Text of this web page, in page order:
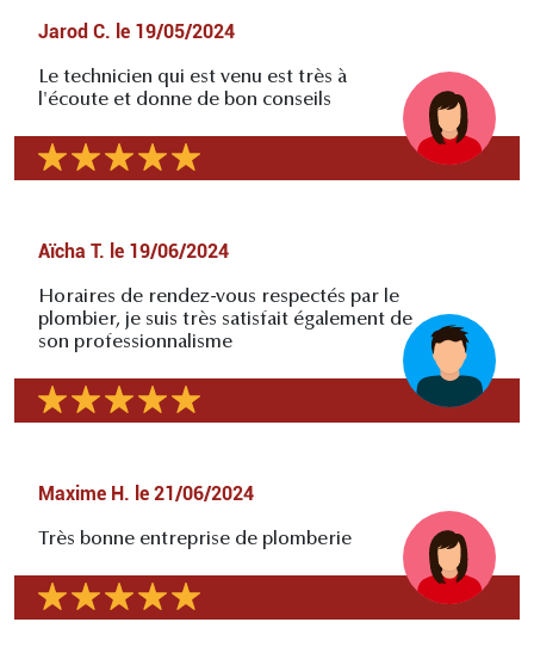
Jarod C. le 19/05/2024
Le technicien qui est venu est très à
l'écoute et donne de bon conseils
Aïcha T. le 19/06/2024
Horaires de rendez-vous respectés par le
plombier, je suis très satisfait également de
son professionnalisme
Maxime H. le 21/06/2024
Très bonne entreprise de plomberie